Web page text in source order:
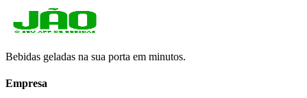
Bebidas geladas na sua porta em minutos.
Empresa